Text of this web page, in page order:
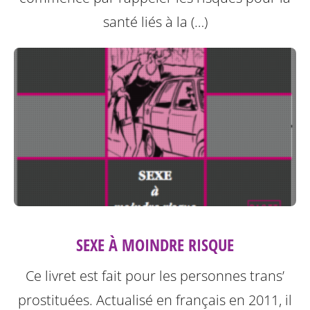
santé liés à la (…)
SEXE À MOINDRE RISQUE
Ce livret est fait pour les personnes trans’
prostituées. Actualisé en français en 2011, il